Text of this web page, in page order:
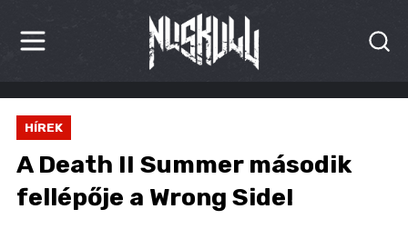
HÍREK
KRITIKÁK
BESZÁMOLÓK
HÍREK
A Death II Summer második
fellépője a Wrong Side!